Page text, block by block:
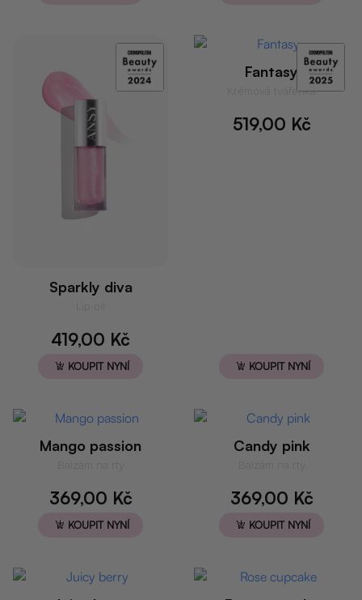
Sparkly diva
419,00 Kč
KOUPIT NYNÍ
Krémová tvářenka
Fantasy
519,00 Kč
KOUPIT NYNÍ
Balzám na rty
Mango passion
369,00 Kč
KOUPIT NYNÍ
Balzám na rty
Candy pink
369,00 Kč
KOUPIT NYNÍ